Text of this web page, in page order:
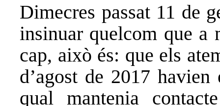
Dimecres passat 11 de
insinuar quelcom que a
cap, això és: que els
d’agost de 2017
qual mantenia